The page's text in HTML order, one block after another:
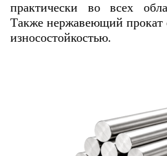
практически во всех
Также нержавеющий прокат
износостойкостью.